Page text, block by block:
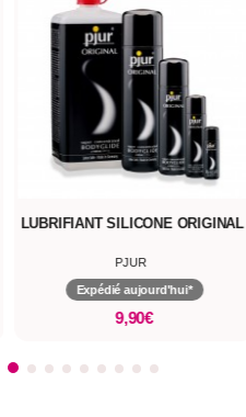
LUBRIFIANT SILICONE ORIGINAL
PJUR
Expédié aujourd'hui*
9,90€